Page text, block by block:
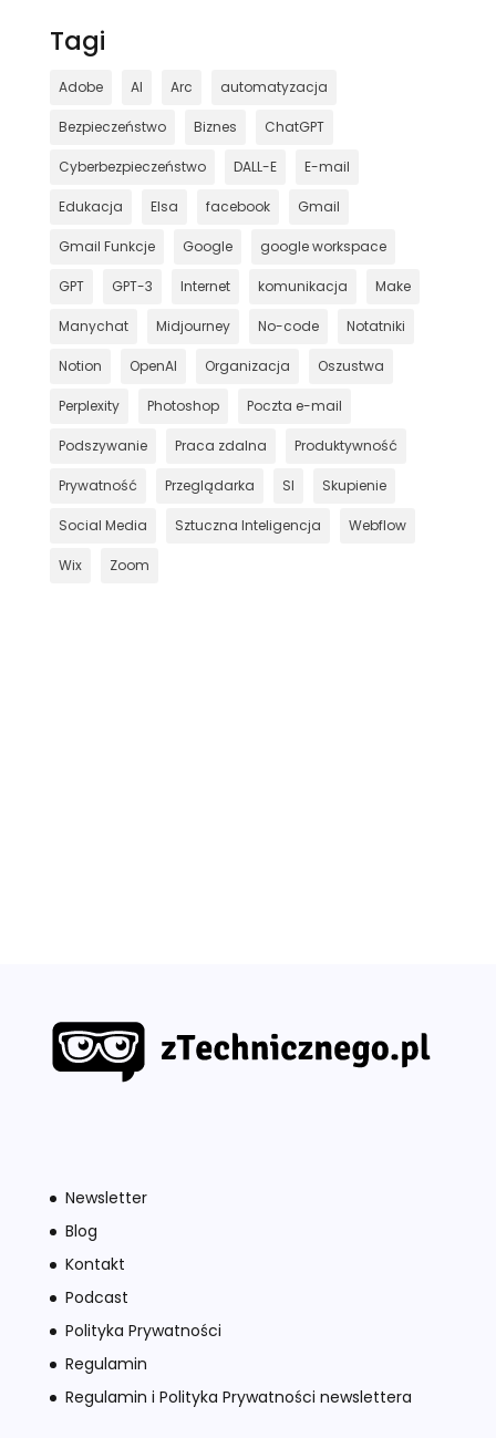
Tagi
Adobe AI Arc automatyzacja
Bezpieczeństwo Biznes ChatGPT
Cyberbezpieczeństwo DALL-E E-mail
Edukacja Elsa facebook Gmail
Gmail Funkcje Google google workspace
GPT GPT-3 Internet komunikacja Make
Manychat Midjourney No-code Notatniki
Notion OpenAI Organizacja Oszustwa
Perplexity Photoshop Poczta e-mail
Podszywanie Praca zdalna Produktywność
Prywatność Przeglądarka SI Skupienie
Social Media Sztuczna Inteligencja Webflow
Wix Zoom
Newsletter
Blog
Kontakt
Podcast
Polityka Prywatności
Regulamin
Regulamin i Polityka Prywatności newslettera